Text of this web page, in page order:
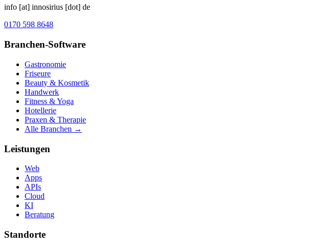
info [at] innosirius [dot] de
0170 598 8648
Branchen-Software
Gastronomie
Friseure
Beauty & Kosmetik
Handwerk
Fitness & Yoga
Hotellerie
Praxen & Therapie
Alle Branchen →
Leistungen
Web
Apps
APIs
Cloud
KI
Beratung
Standorte